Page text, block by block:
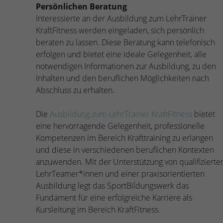
Persönlichen Beratung
Interessierte an der Ausbildung zum LehrTrainer
KraftFitness werden eingeladen, sich persönlich
beraten zu lassen. Diese Beratung kann telefonisch
erfolgen und bietet eine ideale Gelegenheit, alle
notwendigen Informationen zur Ausbildung, zu den
Inhalten und den beruflichen Möglichkeiten nach
Abschluss zu erhalten.
Die Ausbildung zum LehrTrainer KraftFitness bietet
eine hervorragende Gelegenheit, professionelle
Kompetenzen im Bereich Krafttraining zu erlangen
und diese in verschiedenen beruflichen Kontexten
anzuwenden. Mit der Unterstützung von
LehrTeamer*innen und einer praxisorientierten
Ausbildung legt das SportBildungswerk das
Fundament für eine erfolgreiche Karriere als
Kursleitung im Bereich KraftFitness.